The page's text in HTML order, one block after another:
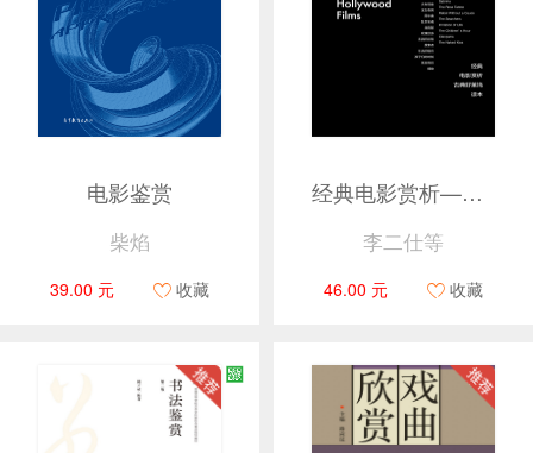
电影鉴赏
柴焰
39.00 元 收藏
经典电影赏析——古典好莱坞读本
李二仕等
46.00 元 收藏